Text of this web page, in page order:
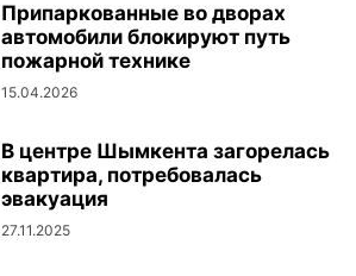
Припаркованные во дворах
автомобили блокируют путь
пожарной технике
15.04.2026
В центре Шымкента загорелась
квартира, потребовалась
эвакуация
27.11.2025